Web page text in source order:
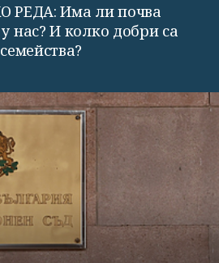
РЕДА: Има ли почва
нас? И колко добри са